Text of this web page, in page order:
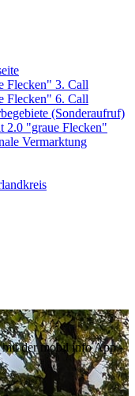
Flecken" 3. Call
Flecken" 6. Call
(Sonderaufruf)
2.0 "graue Flecken"
Vermarktung
mit der mobil info App -